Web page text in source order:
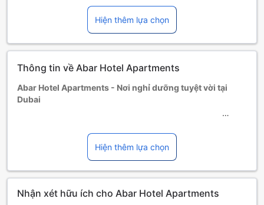
Ở miễn phí nếu sử dụng giường có sẵn.
Những khách từ 11 tuổi trở lên tính là người lớn
Giường phụ tùy thuộc vào loại phòng bạn chọn, xin vui lòng
kiểm tra thông tin phòng để biết thêm chi tiết.
thể được áp dụng.
Hiện thêm lựa chọn
Thông tin về Abar Hotel Apartments
Abar Hotel Apartments - Nơi nghỉ dưỡng tuyệt vời tại
Dubai
Abar Hotel Apartments là một khách sạn 4.5 sao nằm ở
Dubai, Các Tiểu Vương Quốc Ả Rập Thống nhất. Với năm
xây dựng và nâng cấp mới nhất vào năm 2021, khách sạn
này mang đến cho du khách một trải nghiệm nghỉ dưỡng
đẳng cấp. Vị trí thuận lợi của nó chỉ cách trung tâm thành
phố 30 KM và cách sân bay 40 phút đi xe. Với tổng số 103
Hiện thêm lựa chọn
Nhận xét hữu ích cho Abar Hotel Apartments